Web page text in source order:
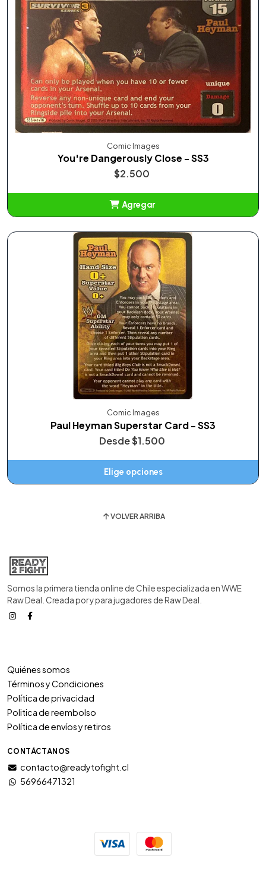
Comic Images
You're Dangerously Close - SS3
$2.500
Agregar
Comic Images
Paul Heyman Superstar Card - SS3
Desde$1.500
Elige opciones
VOLVER ARRIBA
Somos la primera tienda online de Chile especializada en WWE
Raw Deal. Creada por y para jugadores de Raw Deal.
Quiénes somos
Términos y Condiciones
Política de privacidad
Politica de reembolso
Política de envíos y retiros
CONTÁCTANOS
contacto@readytofight.cl
56966471321